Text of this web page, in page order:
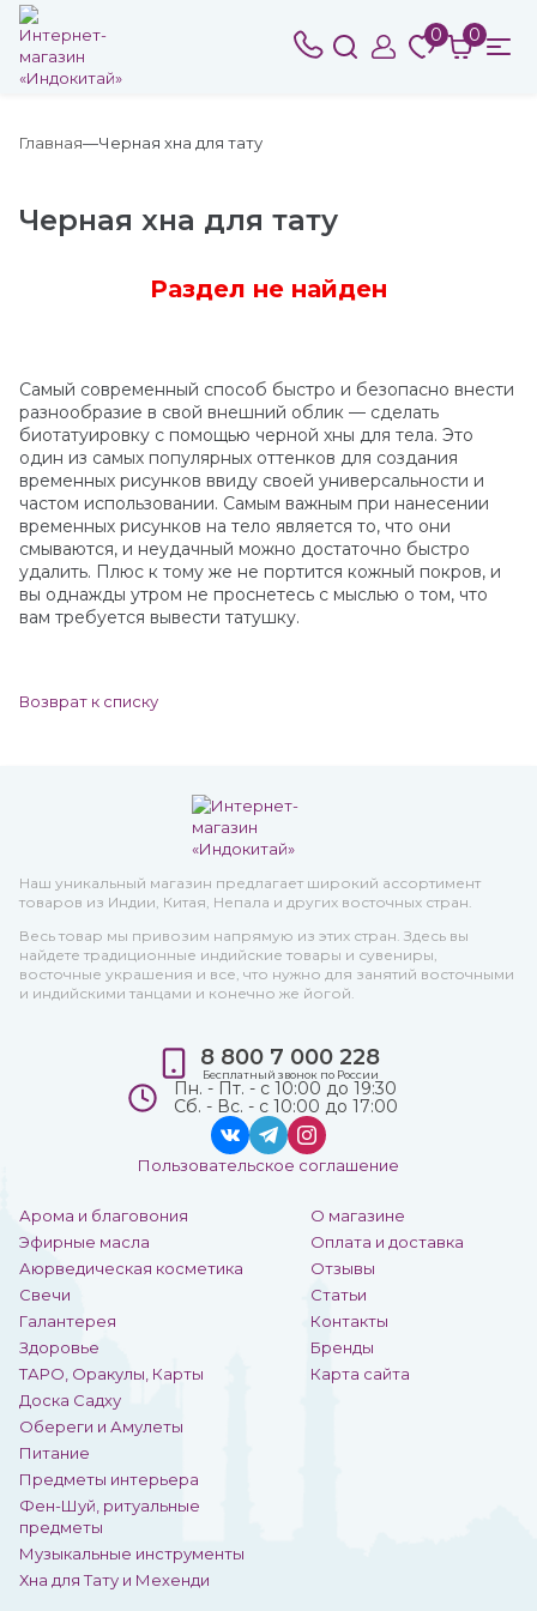
0 0
Главная Черная хна для тату
Черная хна для тату
Раздел не найден
Самый современный способ быстро и безопасно внести
разнообразие в свой внешний облик — сделать
биотатуировку с помощью черной хны для тела. Это
один из самых популярных оттенков для создания
временных рисунков ввиду своей универсальности и
частом использовании. Самым важным при нанесении
временных рисунков на тело является то, что они
смываются, и неудачный можно достаточно быстро
удалить. Плюс к тому же не портится кожный покров, и
вы однажды утром не проснетесь с мыслью о том, что
вам требуется вывести татушку.
Возврат к списку
Наш уникальный магазин предлагает широкий ассортимент
товаров из Индии, Китая, Непала и других восточных стран.
Весь товар мы привозим напрямую из этих стран. Здесь вы
найдете традиционные индийские товары и сувениры,
восточные украшения и все, что нужно для занятий восточными
и индийскими танцами и конечно же йогой.
Арома и благовония
Эфирные масла
Аюрведическая косметика
Свечи
Галантерея
Здоровье
ТАРО, Оракулы, Карты
Доска Садху
Обереги и Амулеты
Питание
Предметы интерьера
Фен-Шуй, ритуальные
предметы
Музыкальные инструменты
Хна для Тату и Мехенди
О магазине
Оплата и доставка
Отзывы
Статьи
Контакты
Бренды
Карта сайта
8 800 7 000 228
Бесплатный звонок по России
Пн. - Пт. - с 10:00 до 19:30
Сб. - Вс. - с 10:00 до 17:00
Пользовательское соглашение